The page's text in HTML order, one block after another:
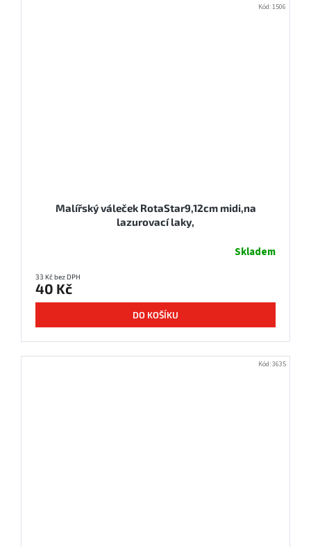
Malířský váleček RotaStar9,12cm midi,na
lazurovací laky,
Skladem
33 Kč bez DPH
40 Kč
DO KOŠÍKU
Kód:1506
Kód:3635